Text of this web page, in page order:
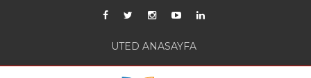
UTED ANASAYFA